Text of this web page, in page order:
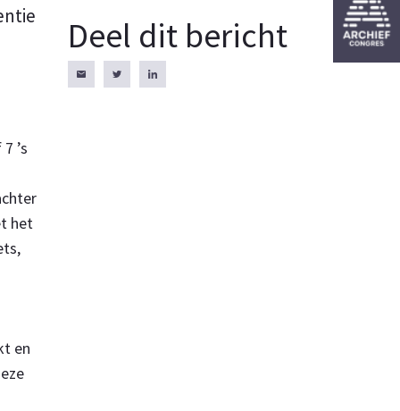
Deel dit bericht
’s
het
en